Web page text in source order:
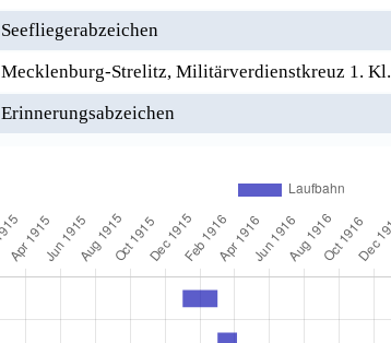
Seefliegerabzeichen
Mecklenburg-Strelitz, Militärverdienstkreuz 1. Kl.
Erinnerungsabzeichen